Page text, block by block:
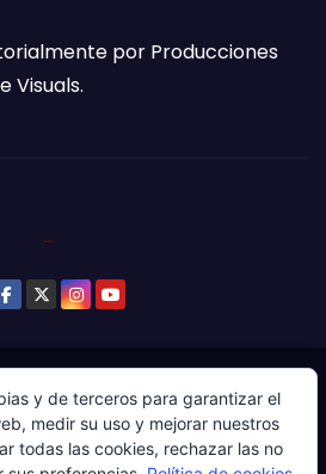
por Producciones
Visuals.
los derechos reservados.
Audiovisuales El
Visuals.
y de terceros para garantizar el
medir su uso y mejorar nuestros
todas las cookies, rechazar las no